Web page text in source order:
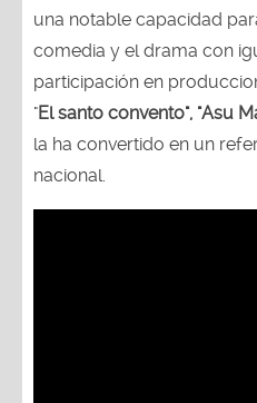
una notable capacidad
comedia y el drama con
participación en
"El santo convento", "Asu
la ha convertido en un
nacional.